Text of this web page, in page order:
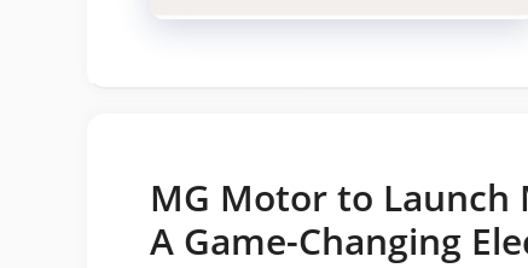
MG Motor to Launch
A Game-Changing